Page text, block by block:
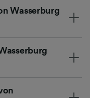
Wasserburg